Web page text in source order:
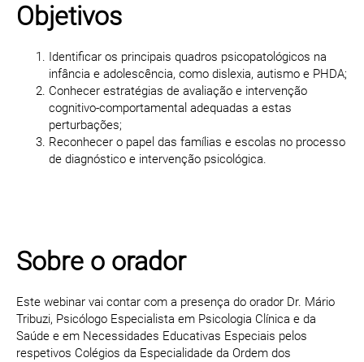
Objetivos
Identificar os principais quadros psicopatológicos na
infância e adolescência, como dislexia, autismo e PHDA;
Conhecer estratégias de avaliação e intervenção
cognitivo-comportamental adequadas a estas
perturbações;
Reconhecer o papel das famílias e escolas no processo
de diagnóstico e intervenção psicológica.
Sobre o orador
Este webinar vai contar com a presença do orador Dr. Mário
Tribuzi, Psicólogo Especialista em Psicologia Clínica e da
Saúde e em Necessidades Educativas Especiais pelos
respetivos Colégios da Especialidade da Ordem dos